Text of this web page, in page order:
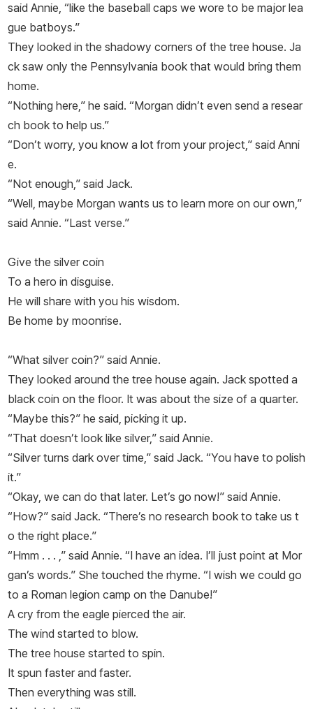
said Annie, “like the baseball caps we wore to be major lea
gue batboys.”
They looked in the shadowy corners of the tree house. Ja
ck saw only the Pennsylvania book that would bring them
home.
“Nothing here,” he said. “Morgan didn’t even send a resear
ch book to help us.”
“Don’t worry, you know a lot from your project,” said Anni
e.
“Not enough,” said Jack.
“Well, maybe Morgan wants us to learn more on our own,”
said Annie. “Last verse.”
Give the silver coin
To a hero in disguise.
He will share with you his wisdom.
Be home by moonrise.
“What silver coin?” said Annie.
They looked around the tree house again. Jack spotted a
black coin on the floor. It was about the size of a quarter.
“Maybe this?” he said, picking it up.
“That doesn’t look like silver,” said Annie.
“Silver turns dark over time,” said Jack. “You have to polish
it.”
“Okay, we can do that later. Let’s go now!” said Annie.
“How?” said Jack. “There’s no research book to take us t
o the right place.”
“Hmm . . . ,” said Annie. “I have an idea. I’ll just point at Mor
gan’s words.” She touched the rhyme. “I wish we could go
to a Roman legion camp on the Danube!”
A cry from the eagle pierced the air.
The wind started to blow.
The tree house started to spin.
It spun faster and faster.
Then everything was still.